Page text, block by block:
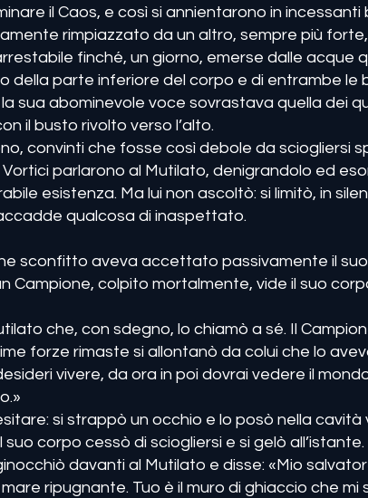
il Caos, e così si annientarono in
rimpiazzato da un altro, sempre più
finché, un giorno, emerse dalle acque
della parte inferiore del corpo e di entrambe le
sua abominevole voce sovrastava quella dei
il busto rivolto verso l’alto.
convinti che fosse così debole da sciogliersi
parlarono al Mutilato, denigrandolo ed
esistenza. Ma lui non ascoltò: si limitò, in
qualcosa di inaspettato.
sconfitto aveva accettato passivamente il suo
Campione, colpito mortalmente, vide il suo
che, con sdegno, lo chiamò a sé. Il
forze rimaste si allontanò da colui che lo
vivere, da ora in poi dovrai vedere il
si strappò un occhio e lo posò nella
corpo cessò di sciogliersi e si gelò all’istante.
davanti al Mutilato e disse: «Mio
ripugnante. Tuo è il muro di ghiaccio che mi